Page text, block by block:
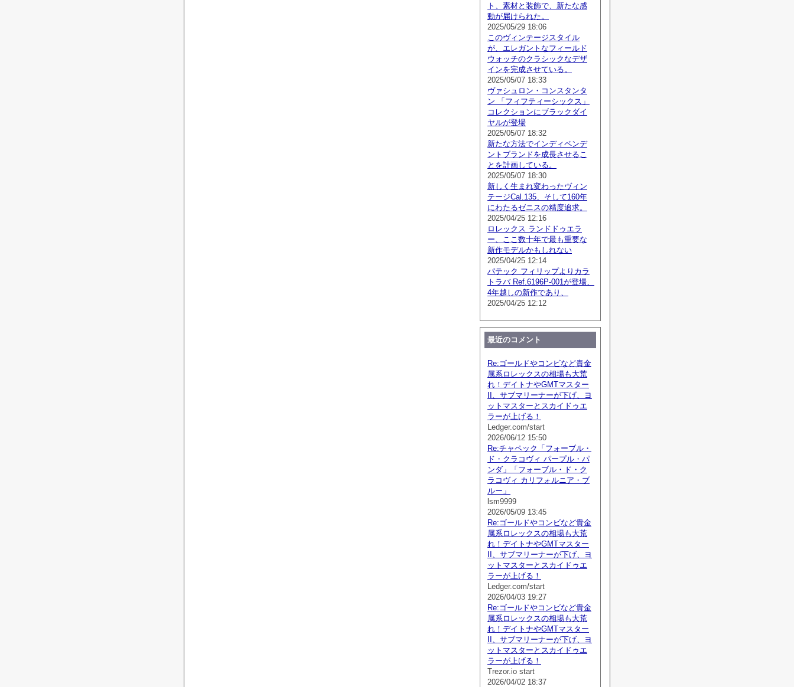
ト、素材と装飾で、新たな感
動が届けられた。
2025/05/29 18:06
このヴィンテージスタイル
が、エレガントなフィールド
ウォッチのクラシックなデザ
インを完成させている。
2025/05/07 18:33
ヴァシュロン・コンスタンタ
ン 「フィフティーシックス」
コレクションにブラックダイ
ヤルが登場
2025/05/07 18:32
新たな方法でインディペンデ
ントブランドを成長させるこ
とを計画している。
2025/05/07 18:30
新しく生まれ変わったヴィン
テージCal.135、そして160年
にわたるゼニスの精度追求。
2025/04/25 12:16
ロレックス ランドドゥエラ
ー、ここ数十年で最も重要な
新作モデルかもしれない
2025/04/25 12:14
パテック フィリップよりカラ
トラバ Ref.6196P-001が登場、
4年越しの新作であり、
2025/04/25 12:12
最近のコメント
Re:ゴールドやコンビなど貴金
属系ロレックスの相場も大荒
れ！デイトナやGMTマスター
II、サブマリーナーが下げ、ヨ
ットマスターとスカイドゥエ
ラーが上げる！
Ledger.com/start
2026/06/12 15:50
Re:チャペック「フォーブル・
ド・クラコヴィ パープル・パ
ンダ」「フォーブル・ド・ク
ラコヴィ カリフォルニア・ブ
ルー」
lsm9999
2026/05/09 13:45
Re:ゴールドやコンビなど貴金
属系ロレックスの相場も大荒
れ！デイトナやGMTマスター
II、サブマリーナーが下げ、ヨ
ットマスターとスカイドゥエ
ラーが上げる！
Ledger.com/start
2026/04/03 19:27
Re:ゴールドやコンビなど貴金
属系ロレックスの相場も大荒
れ！デイトナやGMTマスター
II、サブマリーナーが下げ、ヨ
ットマスターとスカイドゥエ
ラーが上げる！
Trezor.io start
2026/04/02 18:37